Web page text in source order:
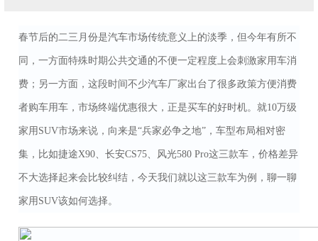
春节后的二三月份是汽车市场传统意义上的淡季，但今年有所不
同，一方面特殊时期公共交通的不便一定程度上会刺激家用车消
费；另一方面，这段时间不少汽车厂家出台了很多政策方便消费
者购车用车，市场终端优惠很大，正是买车的好时机。就10万级
家用SUV市场来说，向来是“兵家必争之地”，车型布局相对密
集，比如捷途X90、长安CS75、风光580 Pro这三款车，价格差异
不大选择起来会比较纠结，今天我们就以这三款车为例，聊一聊
家用SUV该如何选择。